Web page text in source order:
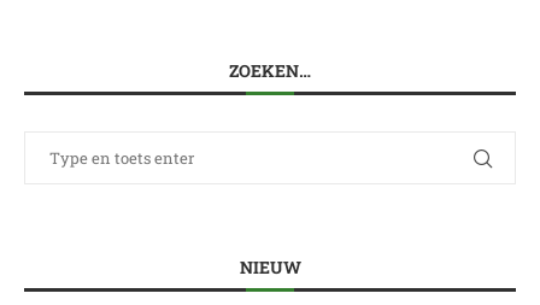
ZOEKEN…
NIEUW